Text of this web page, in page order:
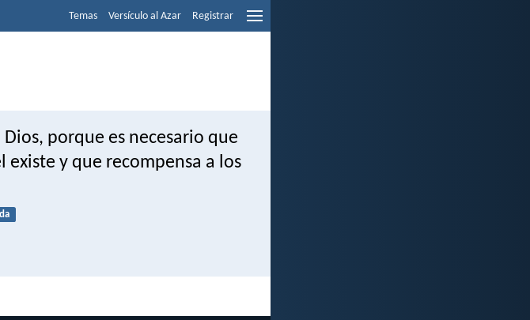
Temas Versículo al Azar Registrar
porque es necesario que
existe y que recompensa a los